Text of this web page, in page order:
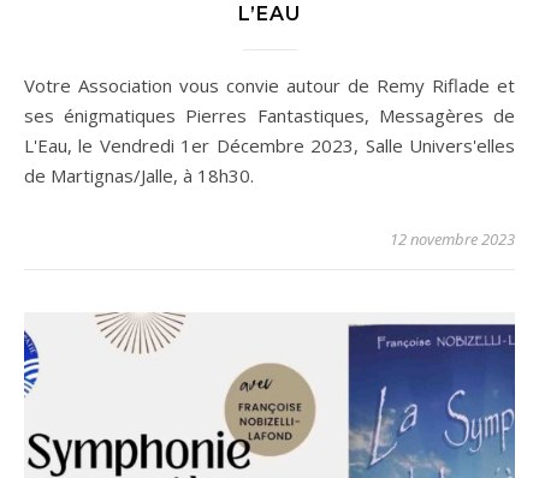
L’EAU
Votre Association vous convie autour de Remy Riflade et
ses énigmatiques Pierres Fantastiques, Messagères de
L'Eau, le Vendredi 1er Décembre 2023, Salle Univers'elles
de Martignas/Jalle, à 18h30.
12 novembre 2023